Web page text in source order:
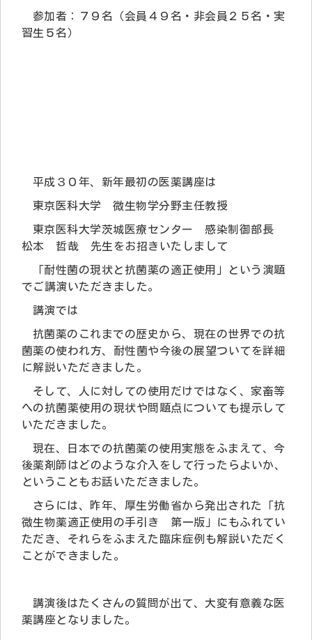
参加者：７９名（会員４９名・非会員２５名・実
習生５名）
平成３０年、新年最初の医薬講座は
東京医科大学 微生物学分野主任教授
東京医科大学茨城医療センター 感染制御部長
松本 哲哉 先生をお招きいたしまして
「耐性菌の現状と抗菌薬の適正使用」という演題
でご講演いただきました。
講演では
抗菌薬のこれまでの歴史から、現在の世界での抗
菌薬の使われ方、耐性菌や今後の展望ついてを詳細
に解説いただきました。
そして、人に対しての使用だけではなく、家畜等
への抗菌薬使用の現状や問題点についても提示して
いただきました。
現在、日本での抗菌薬の使用実態をふまえて、今
後薬剤師はどのような介入をして行ったらよいか、
ということもお話いただきました。
さらには、昨年、厚生労働省から発出された「抗
微生物薬適正使用の手引き 第一版」にもふれてい
ただき、それらをふまえた臨床症例も解説いただく
ことができました。
講演後はたくさんの質問が出て、大変有意義な医
薬講座となりました。